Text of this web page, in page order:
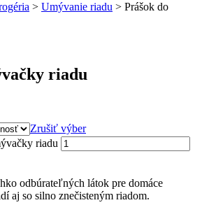
> Umývanie riadu > Prášok do
riadu
Zrušiť výber
riadu
odbúrateľných látok pre domáce
aj so silno znečisteným riadom.